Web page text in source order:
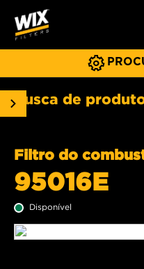
Busca de
Filtro do
95016E
Disponível